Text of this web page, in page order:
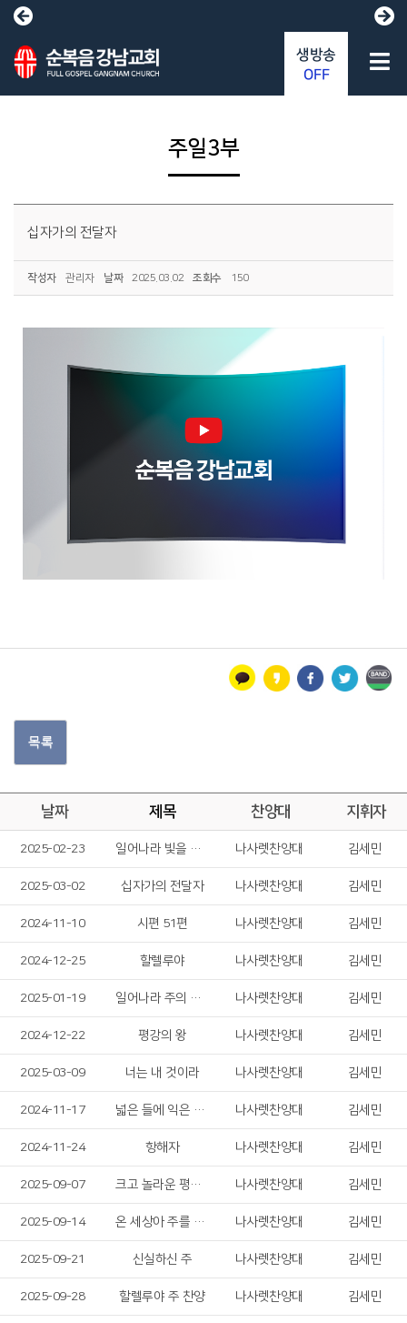
주일3부
십자가의 전달자
작성자 관리자 날짜 2025.03.02 조회수 150
목록
날짜 제목 찬양대 지휘자
2025-02-23 일어나라 빛을 발하라 나사렛찬양대 김세민
2025-03-02 십자가의 전달자 나사렛찬양대 김세민
2024-11-10 시편 51편 나사렛찬양대 김세민
2024-12-25 할렐루야 나사렛찬양대 김세민
2025-01-19 일어나라 주의 백성들 나사렛찬양대 김세민
2024-12-22 평강의 왕 나사렛찬양대 김세민
2025-03-09 너는 내 것이라 나사렛찬양대 김세민
2024-11-17 넓은 들에 익은 곡식 나사렛찬양대 김세민
2024-11-24 항해자 나사렛찬양대 김세민
2025-09-07 크고 놀라운 평화가 나사렛찬양대 김세민
2025-09-14 온 세상아 주를 찬양하라 나사렛찬양대 김세민
2025-09-21 신실하신 주 나사렛찬양대 김세민
2025-09-28 할렐루야 주 찬양 나사렛찬양대 김세민
생방송
OFF